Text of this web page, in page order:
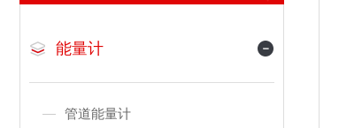
能量计
管道能量计